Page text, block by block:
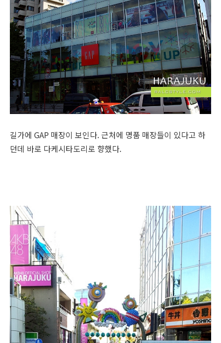
길가에 GAP 매장이 보인다. 근처에 명품 매장들이 있다고 하
던데 바로 다케시타도리로 향했다.